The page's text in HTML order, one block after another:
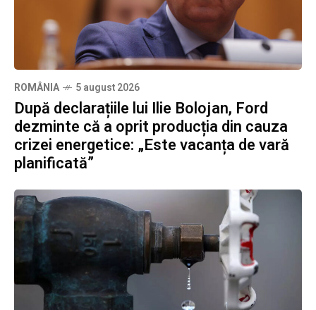
ROMÂNIA 5 august 2026
După declarațiile lui Ilie Bolojan, Ford
dezminte că a oprit producția din cauza
crizei energetice: „Este vacanța de vară
planificată”